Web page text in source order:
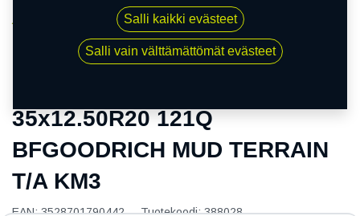
35x12.50R20 121Q BFGOODRICH MUD TERRAIN
35x12.50R20 121Q
BFGOODRICH MUD TERRAIN
T/A KM3
EAN:3528701790442 Tuotekoodi:388028
Salli kaikki evästeet
Salli vain välttämättömät evästeet